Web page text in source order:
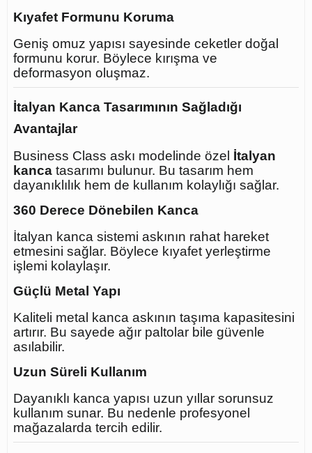
Kıyafet Formunu Koruma
Geniş omuz yapısı sayesinde ceketler doğal
formunu korur. Böylece kırışma ve
deformasyon oluşmaz.
İtalyan Kanca Tasarımının Sağladığı
Avantajlar
Business Class askı modelinde özel İtalyan
kanca tasarımı bulunur. Bu tasarım hem
dayanıklılık hem de kullanım kolaylığı sağlar.
360 Derece Dönebilen Kanca
İtalyan kanca sistemi askının rahat hareket
etmesini sağlar. Böylece kıyafet yerleştirme
işlemi kolaylaşır.
Güçlü Metal Yapı
Kaliteli metal kanca askının taşıma kapasitesini
artırır. Bu sayede ağır paltolar bile güvenle
asılabilir.
Uzun Süreli Kullanım
Dayanıklı kanca yapısı uzun yıllar sorunsuz
kullanım sunar. Bu nedenle profesyonel
mağazalarda tercih edilir.